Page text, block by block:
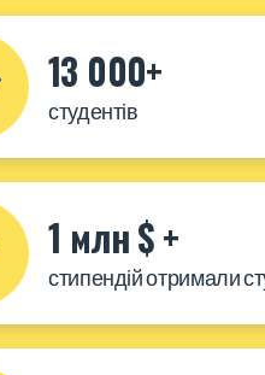
13 000+
студентів
1 млн $ +
стипендій отримали